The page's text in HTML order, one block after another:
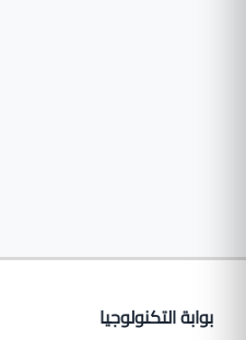
بوابة التكنولوجيا